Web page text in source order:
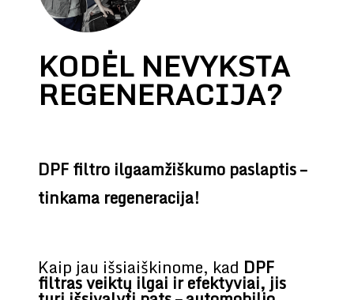
KODĖL NEVYKSTA
REGENERACIJA?
DPF filtro ilgaamžiškumo paslaptis –
tinkama regeneracija!
Kaip jau išsiaiškinome, kad DPF
filtras veiktų ilgai ir efektyviai, jis